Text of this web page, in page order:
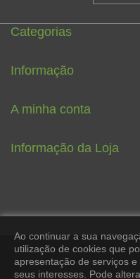
Categorias
Informação
A minha conta
Informação da Loja
Ao continuar a sua
utilização de cookies que
apresentação de serviços
seus interesses. Pode